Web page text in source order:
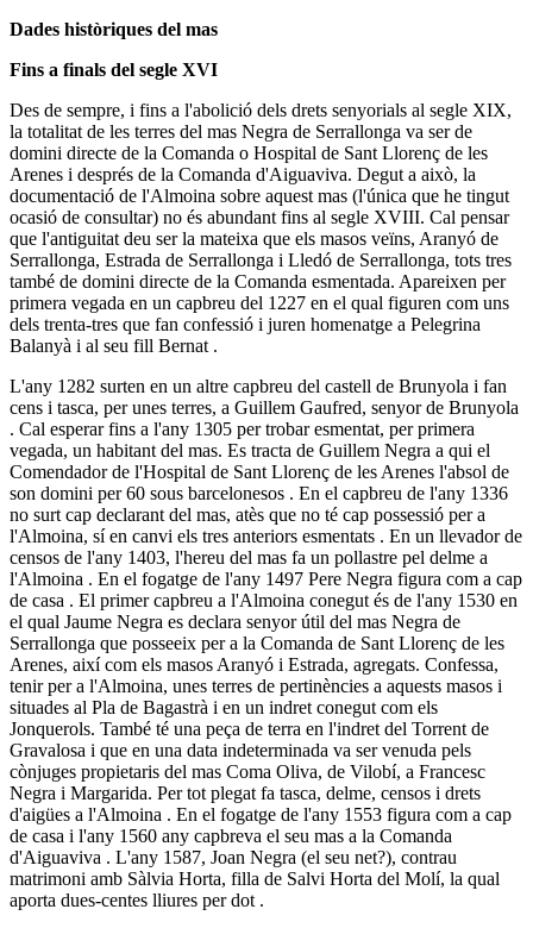
Dades històriques del mas
Fins a finals del segle XVI
Des de sempre, i fins a l'abolició dels drets senyorials al segle XIX,
la totalitat de les terres del mas Negra de Serrallonga va ser de
domini directe de la Comanda o Hospital de Sant Llorenç de les
Arenes i després de la Comanda d'Aiguaviva. Degut a això, la
documentació de l'Almoina sobre aquest mas (l'única que he tingut
ocasió de consultar) no és abundant fins al segle XVIII. Cal pensar
que l'antiguitat deu ser la mateixa que els masos veïns, Aranyó de
Serrallonga, Estrada de Serrallonga i Lledó de Serrallonga, tots tres
també de domini directe de la Comanda esmentada. Apareixen per
primera vegada en un capbreu del 1227 en el qual figuren com uns
dels trenta-tres que fan confessió i juren homenatge a Pelegrina
Balanyà i al seu fill Bernat .
L'any 1282 surten en un altre capbreu del castell de Brunyola i fan
cens i tasca, per unes terres, a Guillem Gaufred, senyor de Brunyola
. Cal esperar fins a l'any 1305 per trobar esmentat, per primera
vegada, un habitant del mas. Es tracta de Guillem Negra a qui el
Comendador de l'Hospital de Sant Llorenç de les Arenes l'absol de
son domini per 60 sous barcelonesos . En el capbreu de l'any 1336
no surt cap declarant del mas, atès que no té cap possessió per a
l'Almoina, sí en canvi els tres anteriors esmentats . En un llevador de
censos de l'any 1403, l'hereu del mas fa un pollastre pel delme a
l'Almoina . En el fogatge de l'any 1497 Pere Negra figura com a cap
de casa . El primer capbreu a l'Almoina conegut és de l'any 1530 en
el qual Jaume Negra es declara senyor útil del mas Negra de
Serrallonga que posseeix per a la Comanda de Sant Llorenç de les
Arenes, així com els masos Aranyó i Estrada, agregats. Confessa,
tenir per a l'Almoina, unes terres de pertinències a aquests masos i
situades al Pla de Bagastrà i en un indret conegut com els
Jonquerols. També té una peça de terra en l'indret del Torrent de
Gravalosa i que en una data indeterminada va ser venuda pels
cònjuges propietaris del mas Coma Oliva, de Vilobí, a Francesc
Negra i Margarida. Per tot plegat fa tasca, delme, censos i drets
d'aigües a l'Almoina . En el fogatge de l'any 1553 figura com a cap
de casa i l'any 1560 any capbreva el seu mas a la Comanda
d'Aiguaviva . L'any 1587, Joan Negra (el seu net?), contrau
matrimoni amb Sàlvia Horta, filla de Salvi Horta del Molí, la qual
aporta dues-centes lliures per dot .